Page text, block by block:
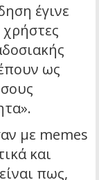
έγινε
ως
με memes
και
πως,